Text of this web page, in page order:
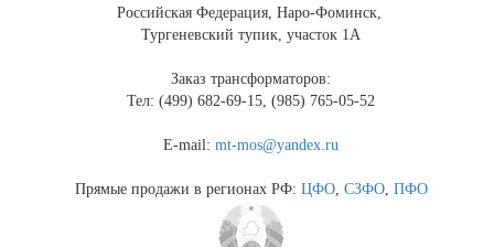
Российская Федерация, Наро-Фоминск,
Тургеневский тупик, участок 1А
Заказ трансформаторов:
Тел: (499) 682-69-15, (985) 765-05-52
E-mail:mt-mos@yandex.ru
Прямые продажи в регионах РФ: ЦФО, СЗФО, ПФО